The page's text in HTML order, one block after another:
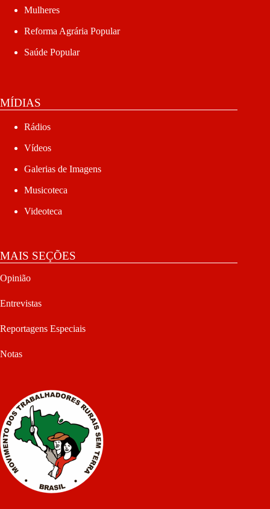
Mulheres
Reforma Agrária Popular
Saúde Popular
MÍDIAS
Rádios
Vídeos
Galerias de Imagens
Musicoteca
Videoteca
MAIS SEÇÕES
Opinião
Entrevistas
Reportagens Especiais
Notas